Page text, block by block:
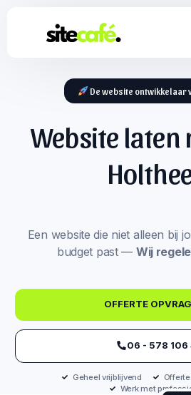
De website ontwikkelaar
Website laten
Een website die niet alleen bij
budget past — Wij
OFFERTE
‪06 - 578 106
Geheel vrijblijvend
Werk met